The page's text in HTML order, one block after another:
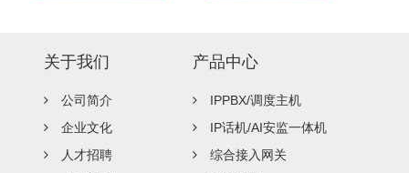
关于我们
公司简介
企业文化
人才招聘
产品中心
IPPBX/调度主机
IP话机/AI安监一体机
综合接入网关